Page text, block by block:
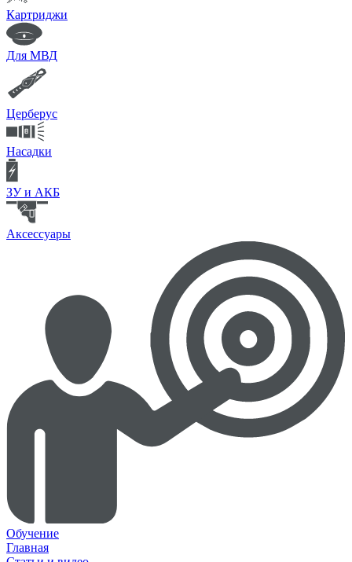
Картриджи
Для МВД
Церберус
Насадки
ЗУ и АКБ
Аксессуары
Обучение
Главная